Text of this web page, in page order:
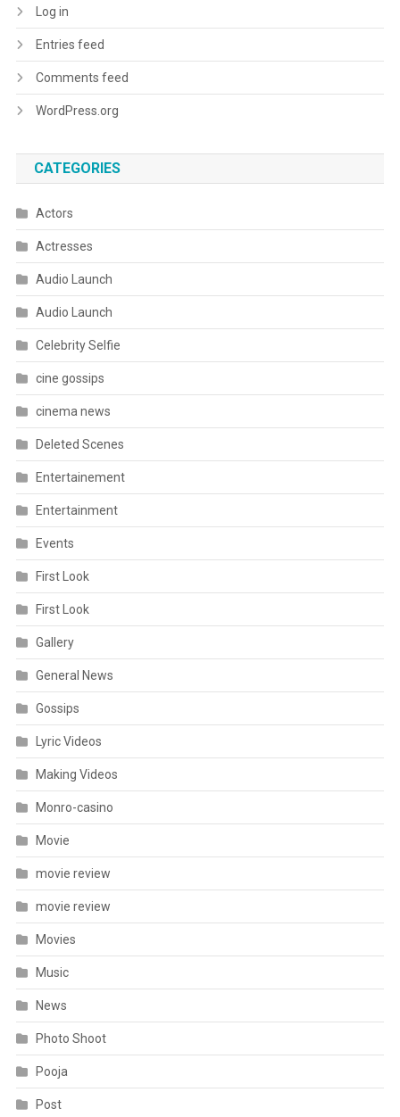
Log in
Entries feed
Comments feed
WordPress.org
CATEGORIES
Actors
Actresses
Audio Launch
Audio Launch
Celebrity Selfie
cine gossips
cinema news
Deleted Scenes
Entertainement
Entertainment
Events
First Look
First Look
Gallery
General News
Gossips
Lyric Videos
Making Videos
Monro-casino
Movie
movie review
movie review
Movies
Music
News
Photo Shoot
Pooja
Post